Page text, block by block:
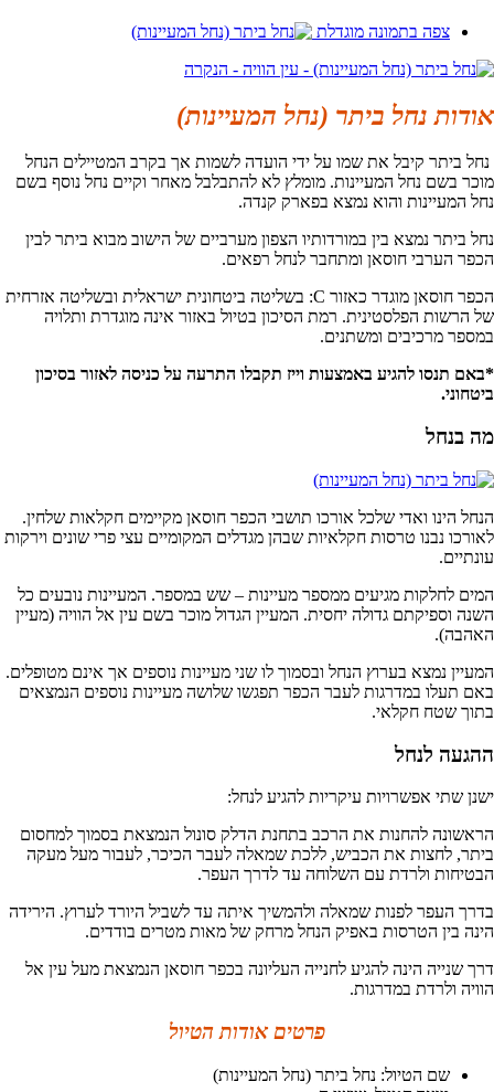
צפה בתמונה מוגדלת
אודות נחל ביתר (נחל המעיינות)
נחל ביתר קיבל את שמו על ידי הועדה לשמות אך בקרב המטיילים הנחל
מוכר בשם נחל המעיינות. מומלץ לא להתבלבל מאחר וקיים נחל נוסף בשם
נחל המעיינות והוא נמצא בפארק קנדה.
נחל ביתר נמצא בין במורדותיו הצפון מערביים של הישוב מבוא ביתר לבין
הכפר הערבי חוסאן ומתחבר לנחל רפאים.
הכפר חוסאן מוגדר כאזור C: בשליטה ביטחונית ישראלית ובשליטה אזרחית
של הרשות הפלסטינית. רמת הסיכון בטיול באזור אינה מוגדרת ותלויה
במספר מרכיבים ומשתנים.
*באם תנסו להגיע באמצעות וייז תקבלו התרעה על כניסה לאזור בסיכון
ביטחוני.
מה בנחל
הנחל הינו ואדי שלכל אורכו תושבי הכפר חוסאן מקיימים חקלאות שלחין.
לאורכו נבנו טרסות חקלאיות שבהן מגדלים המקומיים עצי פרי שונים וירקות
עונתיים.
המים לחלקות מגיעים ממספר מעיינות – שש במספר. המעיינות נובעים כל
השנה וספיקתם גדולה יחסית. המעיין הגדול מוכר בשם עין אל הוויה (מעיין
האהבה).
המעיין נמצא בערוץ הנחל ובסמוך לו שני מעיינות נוספים אך אינם מטופלים.
באם תעלו במדרגות לעבר הכפר תפגשו שלושה מעיינות נוספים הנמצאים
בתוך שטח חקלאי.
ההגעה לנחל
ישנן שתי אפשרויות עיקריות להגיע לנחל:
הראשונה להחנות את הרכב בתחנת הדלק סונול הנמצאת בסמוך למחסום
ביתר, לחצות את הכביש, ללכת שמאלה לעבר הכיכר, לעבור מעל מעקה
הבטיחות ולרדת עם השלוחה עד לדרך העפר.
בדרך העפר לפנות שמאלה ולהמשיך איתה עד לשביל היורד לערוץ. הירידה
הינה בין הטרסות באפיק הנחל מרחק של מאות מטרים בודדים.
דרך שנייה הינה להגיע לחנייה העליונה בכפר חוסאן הנמצאת מעל עין אל
הוויה ולרדת במדרגות.
פרטים אודות הטיול
שם הטיול: נחל ביתר (נחל המעיינות)